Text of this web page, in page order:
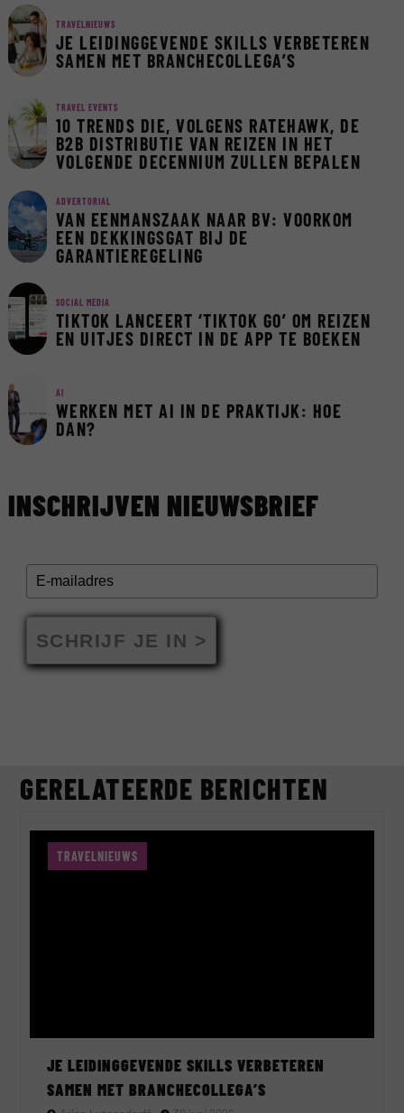
TRAVELNIEUWS
JE LEIDINGGEVENDE SKILLS VERBETEREN
SAMEN MET BRANCHECOLLEGA’S
TRAVEL EVENTS
10 TRENDS DIE, VOLGENS RATEHAWK, DE
B2B DISTRIBUTIE VAN REIZEN IN HET
VOLGENDE DECENNIUM ZULLEN BEPALEN
ADVERTORIAL
VAN EENMANSZAAK NAAR BV: VOORKOM
EEN DEKKINGSGAT BIJ DE
GARANTIEREGELING
SOCIAL MEDIA
TIKTOK LANCEERT ‘TIKTOK GO’ OM REIZEN
EN UITJES DIRECT IN DE APP TE BOEKEN
AI
WERKEN MET AI IN DE PRAKTIJK: HOE
DAN?
INSCHRIJVEN NIEUWSBRIEF
SCHRIJF JE IN >
GERELATEERDE BERICHTEN
TRAVELNIEUWS
JE LEIDINGGEVENDE SKILLS VERBETEREN
SAMEN MET BRANCHECOLLEGA’S